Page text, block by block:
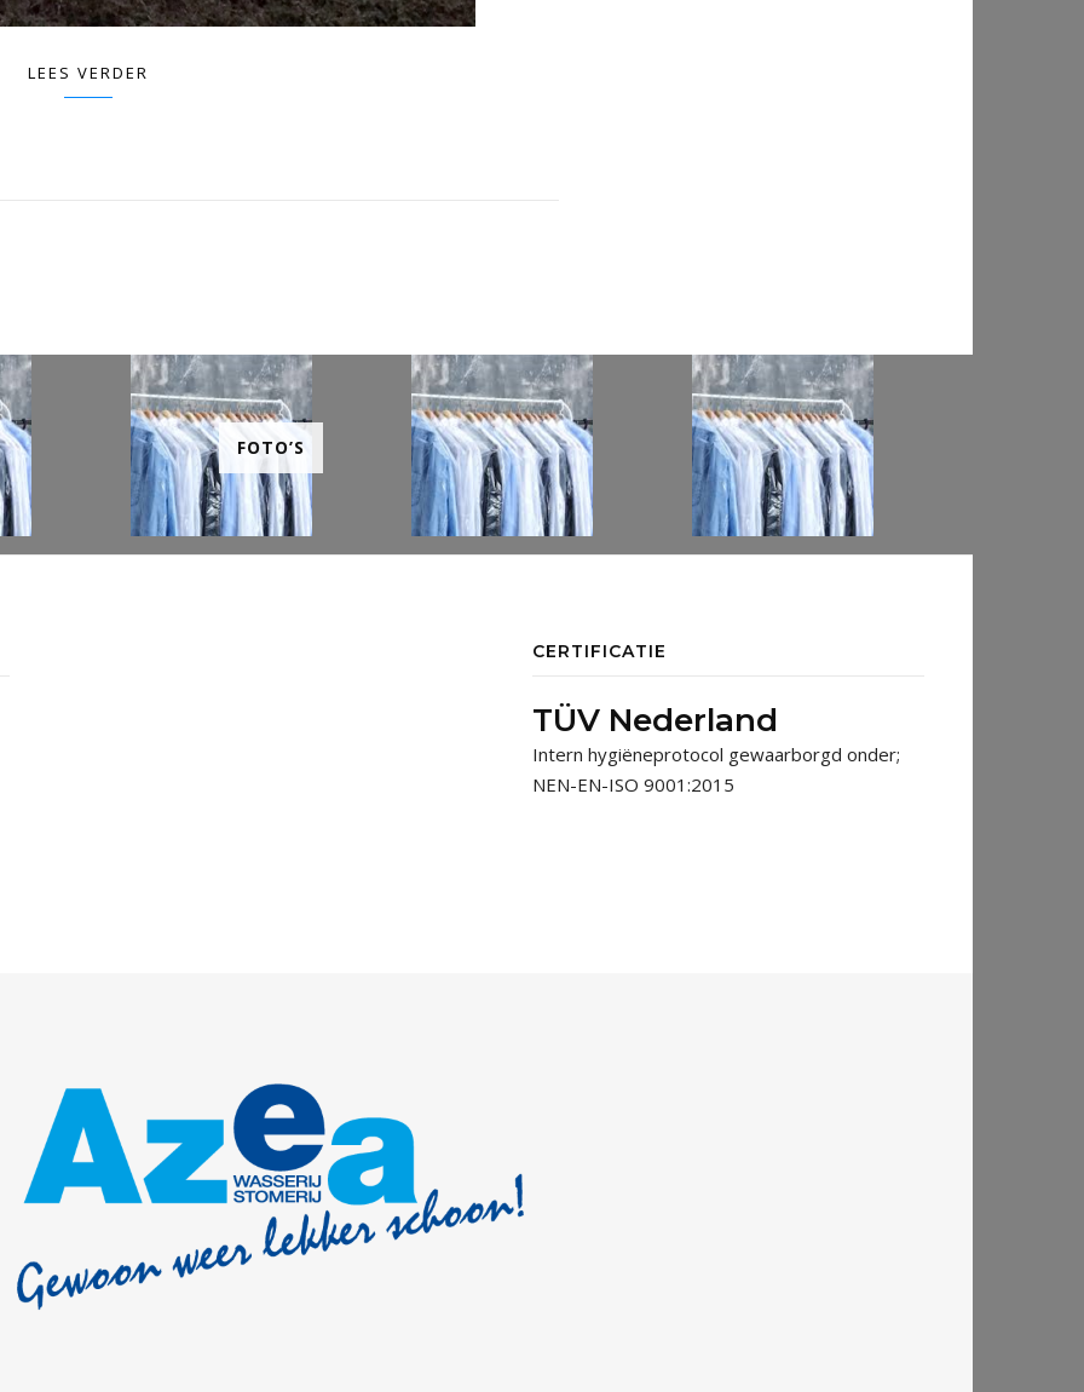
LEES VERDER
FOTO’S
CERTIFICATIE
TÜV Nederland
Intern hygiëneprotocol gewaarborgd onder;
NEN-EN-ISO 9001:2015